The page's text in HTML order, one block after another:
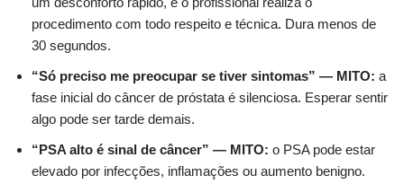
procedimento com todo respeito e técnica. Dura menos de
30 segundos.
“Só preciso me preocupar se tiver sintomas” — MITO: a
fase inicial do câncer de próstata é silenciosa. Esperar sentir
algo pode ser tarde demais.
“PSA alto é sinal de câncer” — MITO: o PSA pode estar
elevado por infecções, inflamações ou aumento benigno.